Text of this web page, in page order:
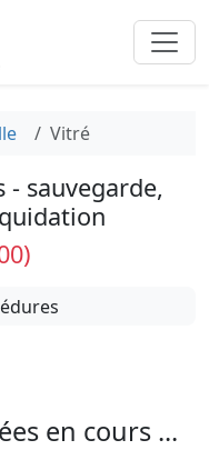
Vitré
- sauvegarde,
en cours ...